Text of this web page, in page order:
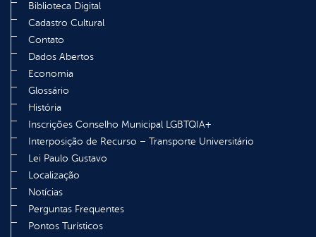
Biblioteca Digital
Cadastro Cultural
Contato
Dados Abertos
Economia
Glossário
História
Inscrições Conselho Municipal LGBTQIA+
Interposição de Recurso – Transporte Universitário
Lei Paulo Gustavo
Localização
Notícias
Perguntas Frequentes
Pontos Turísticos